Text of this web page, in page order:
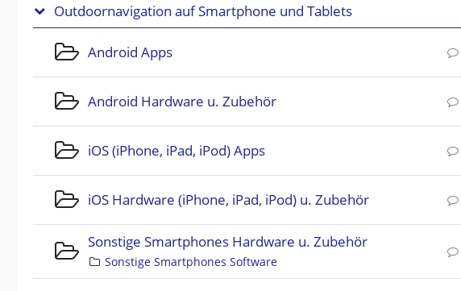
Outdoornavigation auf Smartphone und Tablets
Android Apps
Android Hardware u. Zubehör
iOS (iPhone, iPad, iPod) Apps
iOS Hardware (iPhone, iPad, iPod) u. Zubehör
Sonstige Smartphones Hardware u. Zubehör
Sonstige Smartphones Software